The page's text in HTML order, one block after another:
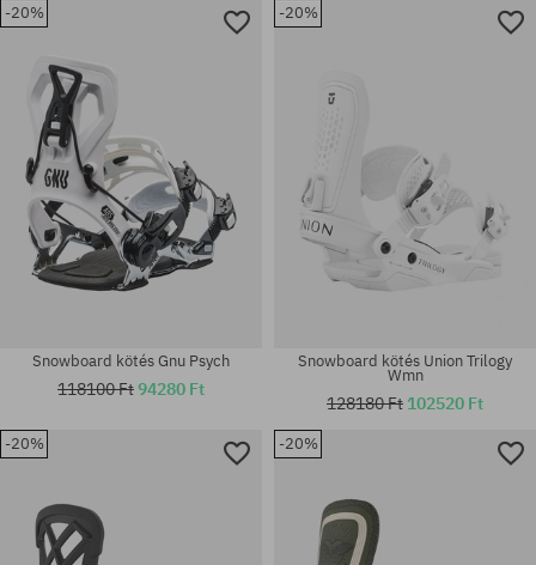
Elérhető méretek:
Elérhető méretek:
Elérhető méretek:
Elérhető méretek:
-20%
Snowboard kötés Gnu Psych
118100 Ft94280 Ft
-20%
Snowboard kötés Union Trilogy
Wmn
128180 Ft 102520 Ft
-20% -20%